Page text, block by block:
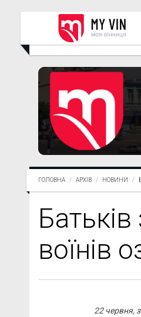
ГОЛОВНА АРХІВ НОВИНИ
воїнів
22 червня,